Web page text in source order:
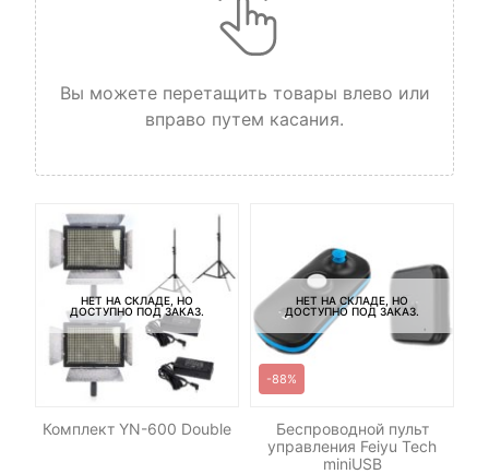
Вы можете перетащить товары влево или
вправо путем касания.
НЕТ НА СКЛАДЕ, НО
ДОСТУПНО ПОД ЗАКАЗ.
Комплект YN-600 Double
НЕТ НА СКЛАДЕ, НО
ДОСТУПНО ПОД ЗАКАЗ.
-88%
Беспроводной пульт
управления Feiyu Tech
miniUSB